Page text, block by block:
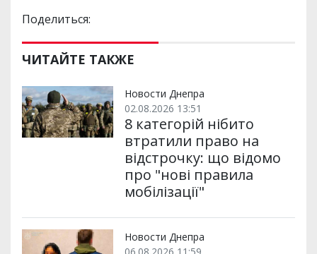
Поделиться:
ЧИТАЙТЕ ТАКЖЕ
Новости Днепра
02.08.2026 13:51
8 категорій нібито
втратили право на
відстрочку: що відомо
про "нові правила
мобілізації"
Новости Днепра